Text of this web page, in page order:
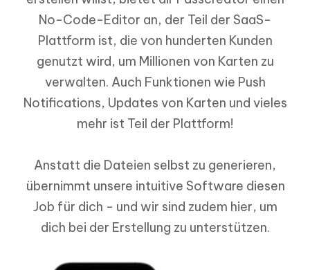
No-Code-Editor an, der Teil der SaaS-
Plattform ist, die von hunderten Kunden
genutzt wird, um Millionen von Karten zu
verwalten. Auch Funktionen wie Push
Notifications, Updates von Karten und vieles
mehr ist Teil der Plattform!
Anstatt die Dateien selbst zu generieren,
übernimmt unsere intuitive Software diesen
Job für dich - und wir sind zudem hier, um
dich bei der Erstellung zu unterstützen.